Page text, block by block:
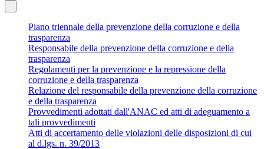
Piano triennale della prevenzione della corruzione e della
trasparenza
Responsabile della prevenzione della corruzione e della
trasparenza
Regolamenti per la prevenzione e la repressione della
corruzione e della trasparenza
Relazione del responsabile della prevenzione della corruzione
e della trasparenza
Provvedimenti adottati dall'ANAC ed atti di adeguamento a
tali provvedimenti
Atti di accertamento delle violazioni delle disposizioni di cui
al d.lgs. n. 39/2013